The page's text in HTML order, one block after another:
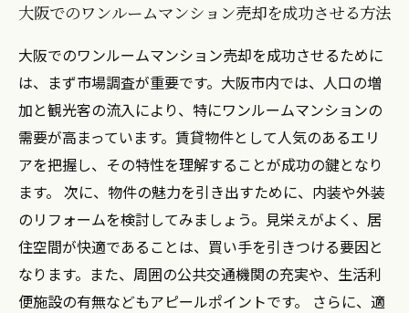
大阪でのワンルームマンション売却を成功させる方法
大阪でのワンルームマンション売却を成功させるために
は、まず市場調査が重要です。大阪市内では、人口の増
加と観光客の流入により、特にワンルームマンションの
需要が高まっています。賃貸物件として人気のあるエリ
アを把握し、その特性を理解することが成功の鍵となり
ます。 次に、物件の魅力を引き出すために、内装や外装
のリフォームを検討してみましょう。見栄えがよく、居
住空間が快適であることは、買い手を引きつける要因と
なります。また、周囲の公共交通機関の充実や、生活利
便施設の有無などもアピールポイントです。 さらに、適